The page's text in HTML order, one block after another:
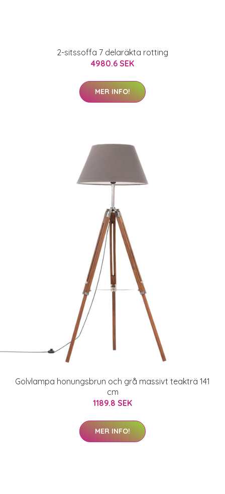
2-sitssoffa 7 delaräkta rotting
4980.6 SEK
MER INFO!
Golvlampa honungsbrun och grå massivt teakträ 141
cm
1189.8 SEK
MER INFO!